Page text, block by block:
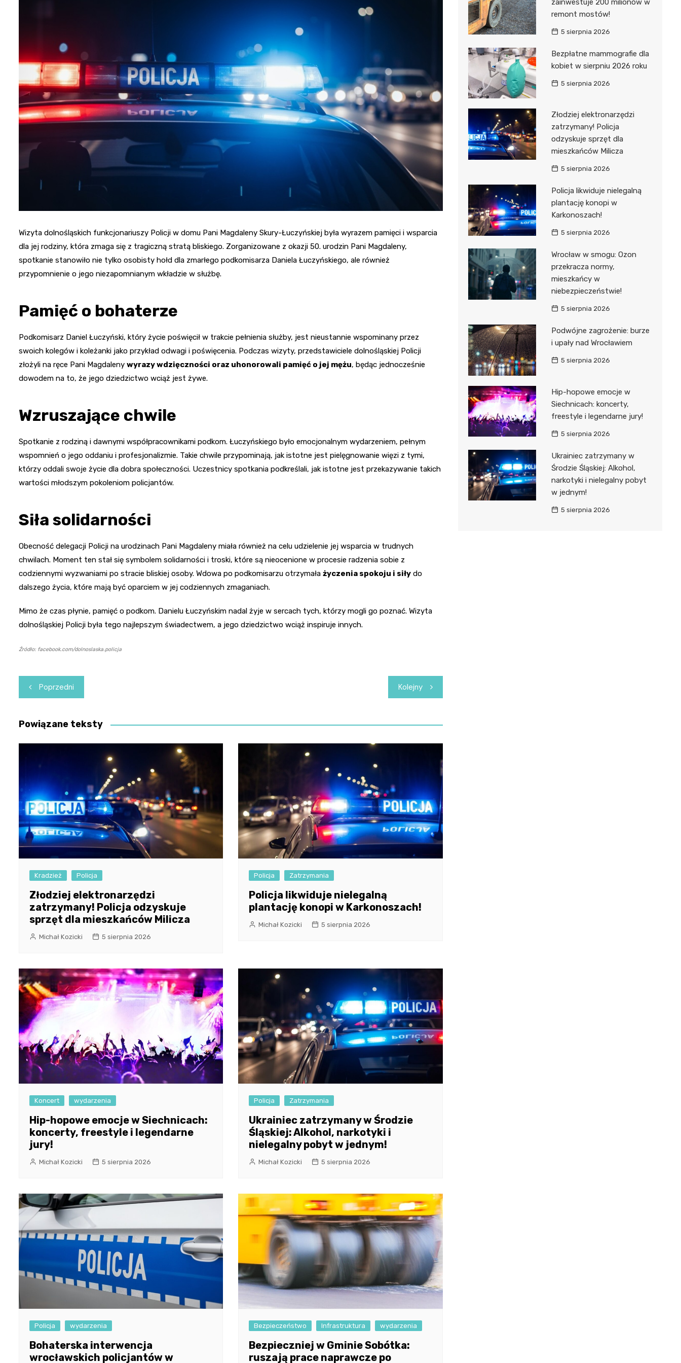
Fryzjer
Wizyta dolnośląskich funkcjonariuszy Policji w domu Pani Magdaleny Skury-Łuczyńskiej była wyrazem pamięci i wsparcia
dla jej rodziny, która zmaga się z tragiczną stratą bliskiego. Zorganizowane z okazji 50. urodzin Pani Magdaleny,
spotkanie stanowiło nie tylko osobisty hołd dla zmarłego podkomisarza Daniela Łuczyńskiego, ale również
przypomnienie o jego niezapomnianym wkładzie w służbę.
Pamięć o bohaterze
Podkomisarz Daniel Łuczyński, który życie poświęcił w trakcie pełnienia służby, jest nieustannie wspominany przez
swoich kolegów i koleżanki jako przykład odwagi i poświęcenia. Podczas wizyty, przedstawiciele dolnośląskiej Policji
złożyli na ręce Pani Magdaleny wyrazy wdzięczności oraz uhonorowali pamięć o jej mężu, będąc jednocześnie
dowodem na to, że jego dziedzictwo wciąż jest żywe.
Wzruszające chwile
Spotkanie z rodziną i dawnymi współpracownikami podkom. Łuczyńskiego było emocjonalnym wydarzeniem, pełnym
wspomnień o jego oddaniu i profesjonalizmie. Takie chwile przypominają, jak istotne jest pielęgnowanie więzi z tymi,
którzy oddali swoje życie dla dobra społeczności. Uczestnicy spotkania podkreślali, jak istotne jest przekazywanie takich
wartości młodszym pokoleniom policjantów.
Siła solidarności
Obecność delegacji Policji na urodzinach Pani Magdaleny miała również na celu udzielenie jej wsparcia w trudnych
chwilach. Moment ten stał się symbolem solidarności i troski, które są nieocenione w procesie radzenia sobie z
codziennymi wyzwaniami po stracie bliskiej osoby. Wdowa po podkomisarzu otrzymała życzenia spokoju i siły do
dalszego życia, które mają być oparciem w jej codziennych zmaganiach.
Mimo że czas płynie, pamięć o podkom. Danielu Łuczyńskim nadal żyje w sercach tych, którzy mogli go poznać. Wizyta
dolnośląskiej Policji była tego najlepszym świadectwem, a jego dziedzictwo wciąż inspiruje innych.
Źródło: facebook.com/dolnoslaska.policja
Nawigacja
wpisu
Poprzedni Kolejny
Powiązane teksty
Kradzież Policja
Złodziej elektronarzędzi
zatrzymany! Policja odzyskuje
sprzęt dla mieszkańców Milicza
Michał Kozicki 5 sierpnia 2026
Policja Zatrzymania
Policja likwiduje nielegalną
plantację konopi w Karkonoszach!
Michał Kozicki 5 sierpnia 2026
Koncert wydarzenia
Hip-hopowe emocje w Siechnicach:
koncerty, freestyle i legendarne
jury!
Michał Kozicki 5 sierpnia 2026
Policja Zatrzymania
Ukrainiec zatrzymany w Środzie
Śląskiej: Alkohol, narkotyki i
nielegalny pobyt w jednym!
Michał Kozicki 5 sierpnia 2026
Policja wydarzenia
Bohaterska interwencja
wrocławskich policjantów w
Bezpieczeństwo Infrastruktura wydarzenia
Bezpieczniej w Gminie Sobótka:
ruszają prace naprawcze po
zainwestuje 200 milionów w
remont mostów!
5 sierpnia 2026
Bezpłatne mammografie dla
kobiet w sierpniu 2026 roku
5 sierpnia 2026
Złodziej elektronarzędzi
zatrzymany! Policja
odzyskuje sprzęt dla
mieszkańców Milicza
5 sierpnia 2026
Policja likwiduje nielegalną
plantację konopi w
Karkonoszach!
5 sierpnia 2026
Wrocław w smogu: Ozon
przekracza normy,
mieszkańcy w
niebezpieczeństwie!
5 sierpnia 2026
Podwójne zagrożenie: burze
i upały nad Wrocławiem
5 sierpnia 2026
Hip-hopowe emocje w
Siechnicach: koncerty,
freestyle i legendarne jury!
5 sierpnia 2026
Ukrainiec zatrzymany w
Środzie Śląskiej: Alkohol,
narkotyki i nielegalny pobyt
w jednym!
5 sierpnia 2026